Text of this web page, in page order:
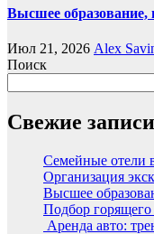
Высшее образование,
Июл 21, 2026 Alex
Поиск
Свежие записи
Семейные отели
Организация
Высшее
Подбор
Аренда авто: